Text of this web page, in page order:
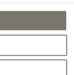
– besonders
Südtirol-